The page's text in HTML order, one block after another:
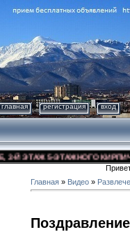
главная регистрация вход
5-ЭТАЖНОГО
Главная » Видео »